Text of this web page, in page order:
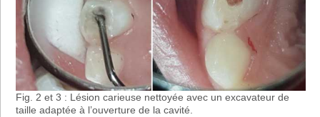
Fig. 2 et 3 : Lésion carieuse nettoyée avec un excavateur de
taille adaptée à l’ouverture de la cavité.